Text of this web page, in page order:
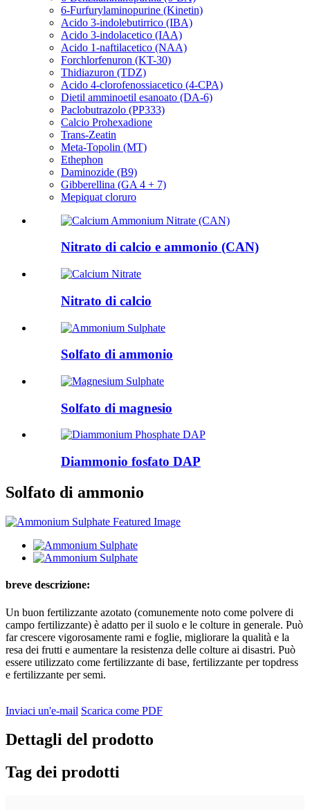
6-Furfurylaminopurine (Kinetin)
Acido 3-indolebutirrico (IBA)
Acido 3-indolacetico (IAA)
Acido 1-naftilacetico (NAA)
Forchlorfenuron (KT-30)
Thidiazuron (TDZ)
Acido 4-clorofenossiacetico (4-CPA)
Dietil amminoetil esanoato (DA-6)
Paclobutrazolo (PP333)
Calcio Prohexadione
Trans-Zeatin
Meta-Topolin (MT)
Ethephon
Daminozide (B9)
Gibberellina (GA 4 + 7)
Mepiquat cloruro
Nitrato di calcio e ammonio (CAN)
Nitrato di calcio
Solfato di ammonio
Solfato di magnesio
Diammonio fosfato DAP
Solfato di ammonio
breve descrizione:
Un buon fertilizzante azotato (comunemente noto come polvere di
campo fertilizzante) è adatto per il suolo e le colture in generale. Può
far crescere vigorosamente rami e foglie, migliorare la qualità e la
resa dei frutti e aumentare la resistenza delle colture ai disastri. Può
essere utilizzato come fertilizzante di base, fertilizzante per topdress
e fertilizzante per semi.
Inviaci un'e-mail Scarica come PDF
Dettagli del prodotto
Tag dei prodotti